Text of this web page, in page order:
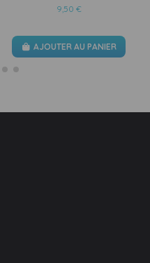
9,50 €
AJOUTER AU PANIER